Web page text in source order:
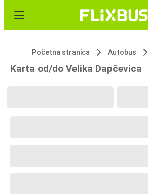
Početna stranica Autobus
Karta od/do Velika Dapčevica